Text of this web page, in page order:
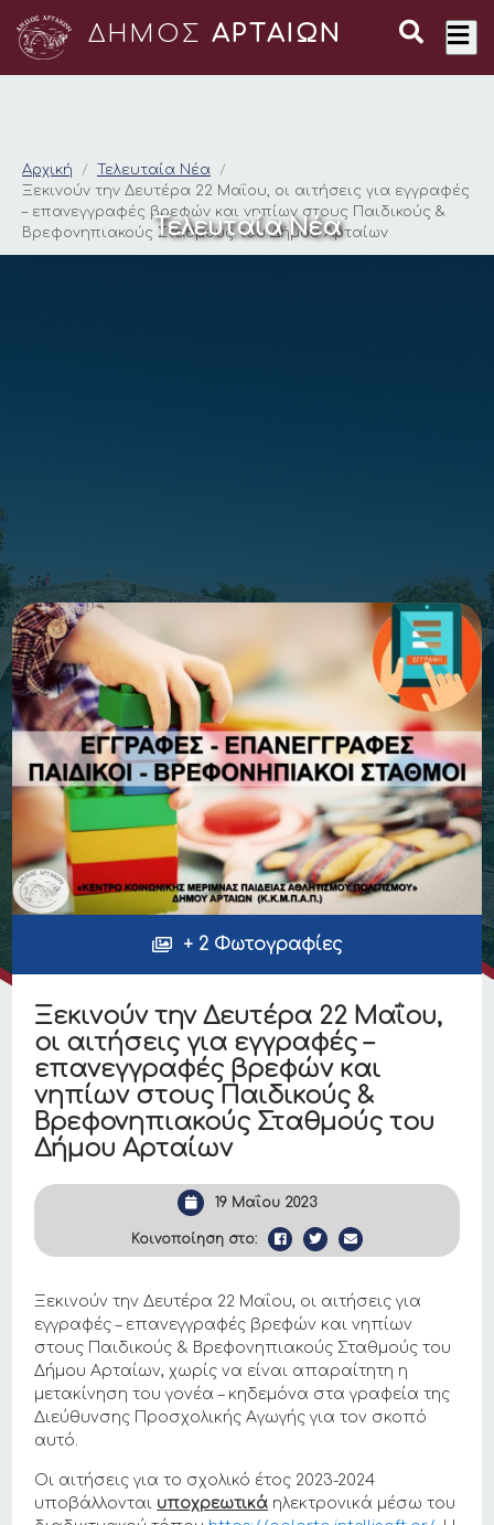
ΔΗΜΟΣ ΑΡΤΑΙΩΝ
Ξεκινούν την
Αρχική
Τελευταία Νέα
Ξεκινούν την Δευτέρα 22 Μαΐου, οι αιτήσεις για εγγραφές
– επανεγγραφές βρεφών και νηπίων στους Παιδικούς &
Βρεφονηπιακούς Σταθμούς του Δήμου Αρταίων
Τελευταία Νέα
+ 2 Φωτογραφίες
Ξεκινούν την Δευτέρα 22 Μαΐου,
οι αιτήσεις για εγγραφές –
επανεγγραφές βρεφών και
νηπίων στους Παιδικούς &
Βρεφονηπιακούς Σταθμούς του
Δήμου Αρταίων
19 Μαΐου 2023
Κοινοποίηση στο:
Ξεκινούν την Δευτέρα 22 Μαΐου, οι αιτήσεις για
εγγραφές – επανεγγραφές βρεφών και νηπίων
στους Παιδικούς & Βρεφονηπιακούς Σταθμούς του
Δήμου Αρταίων, χωρίς να είναι απαραίτητη η
μετακίνηση του γονέα – κηδεμόνα στα γραφεία της
Διεύθυνσης Προσχολικής Αγωγής για τον σκοπό
αυτό.
Οι αιτήσεις για το σχολικό έτος 2023-2024
υποβάλλονται υποχρεωτικά ηλεκτρονικά μέσω του